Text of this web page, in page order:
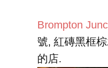
Brompton
號, 紅磚黑框
的店.